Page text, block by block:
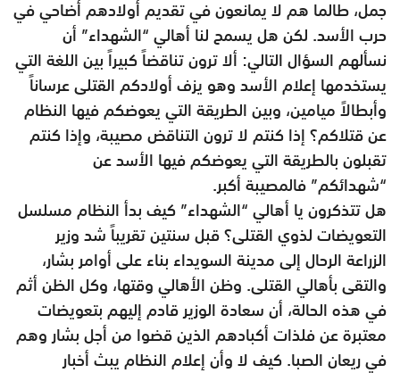
جمل، طالما هم لا يمانعون في تقديم أولادهم أضاحي في
حرب الأسد. لكن هل يسمح لنا أهالي “الشهداء” أن
نسألهم السؤال التالي: ألا ترون تناقضاً كبيراً بين اللغة التي
يستخدمها إعلام الأسد وهو يزف أولادكم القتلى عرساناً
وأبطالاً ميامين، وبين الطريقة التي يعوضكم فيها النظام
عن قتلاكم؟ إذا كنتم لا ترون التناقض مصيبة، وإذا كنتم
تقبلون بالطريقة التي يعوضكم فيها الأسد عن
“شهدائكم” فالمصيبة أكبر.
هل تتذكرون يا أهالي “الشهداء” كيف بدأ النظام مسلسل
التعويضات لذوي القتلى؟ قبل سنتين تقريباً شد وزير
الزراعة الرحال إلى مدينة السويداء بناء على أوامر بشار،
والتقى بأهالي القتلى. وظن الأهالي وقتها، وكل الظن أثم
في هذه الحالة، أن سعادة الوزير قادم إليهم بتعويضات
معتبرة عن فلذات أكبادهم الذين قضوا من أجل بشار وهم
في ريعان الصبا. كيف لا وأن إعلام النظام يبث أخبار